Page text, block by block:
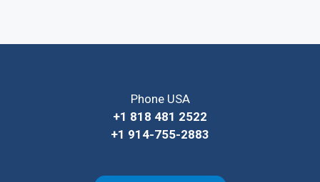
Phone USA
+1 818 481 2522
+1 914-755-2883